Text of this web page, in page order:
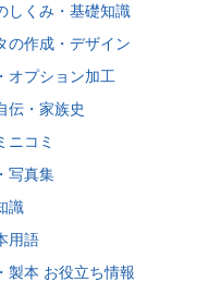
しくみ・基礎知識
の作成・デザイン
オプション加工
伝・家族史
ニコミ
写真集
識
用語
製本 お役立ち情報